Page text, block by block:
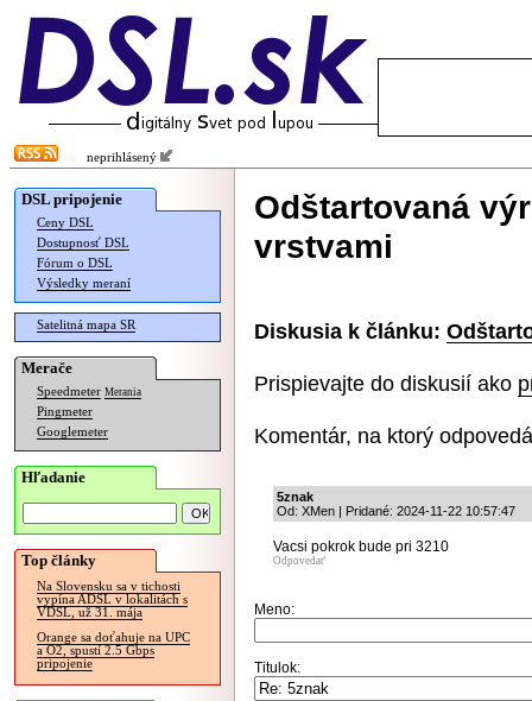
neprihlásený
DSL pripojenie
Ceny DSL
Dostupnosť DSL
Fórum o DSL
Výsledky meraní
Satelitná mapa SR
Merače
Speedmeter Merania
Pingmeter
Googlemeter
Hľadanie
Top články
Na Slovensku sa v tichosti
vypína ADSL v lokalitách s
VDSL, už 31. mája
Orange sa doťahuje na UPC
a O2, spustí 2.5 Gbps
pripojenie
Odštartovaná
vrstvami
Diskusia k článku:
Prispievajte do diskusií ako
Komentár, na ktorý
5znak
Od: XMen | Pridané: 2024-11-22 10:57:47
Vacsi pokrok bude pri 3210
Odpovedať
Meno:
Titulok: